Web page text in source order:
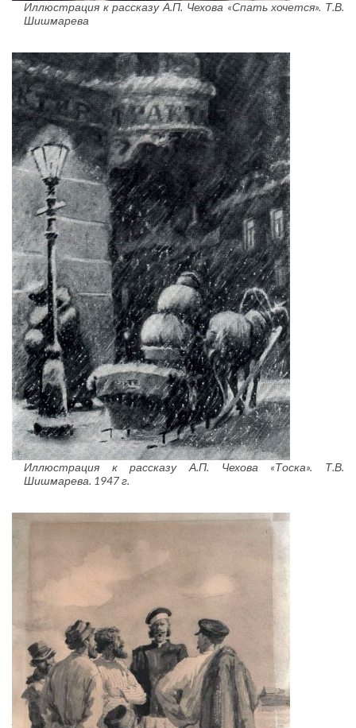
Иллюстрация к рассказу А.П. Чехова «Спать хочется». Т.В.
Шишмарева
Иллюстрация к рассказу А.П. Чехова «Тоска». Т.В.
Шишмарева. 1947 г.